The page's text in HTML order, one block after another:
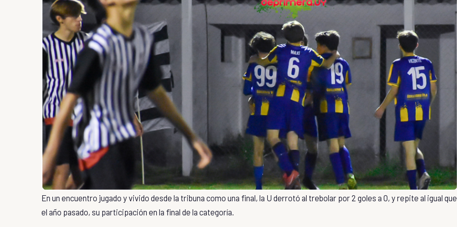
En un encuentro jugado y vivido desde la tribuna como una final, la U derrotó al trebolar por 2 goles a 0, y repite al igual que
el año pasado, su participación en la final de la categoría.